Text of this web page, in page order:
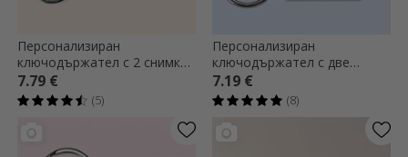
Персонализиран
ключодържател с 2 снимки
и послание
7.79 €
(5)
Персонализиран
ключодържател с две
снимки и текст - модел
„Сърца“
7.19 €
(8)